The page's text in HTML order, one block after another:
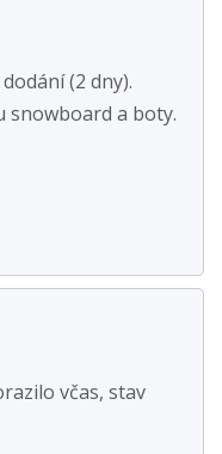
(2 dny).
snowboard a boty.
včas, stav